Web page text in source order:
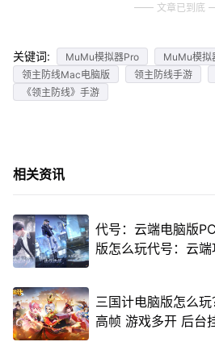
文章已到底
关键词: MuMu模拟器Pro MuMu模拟
领主防线Mac电脑版
领主防线手游
《领主防线》手游
相关资讯
代号：云端电脑版
版怎么玩代号：云端
三国计电脑版怎么
高帧 游戏多开 后台